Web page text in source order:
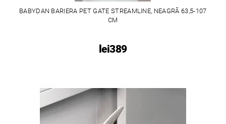
BABYDAN BARIERA PET GATE STREAMLINE, NEAGRĂ 63,5-107
CM
lei389